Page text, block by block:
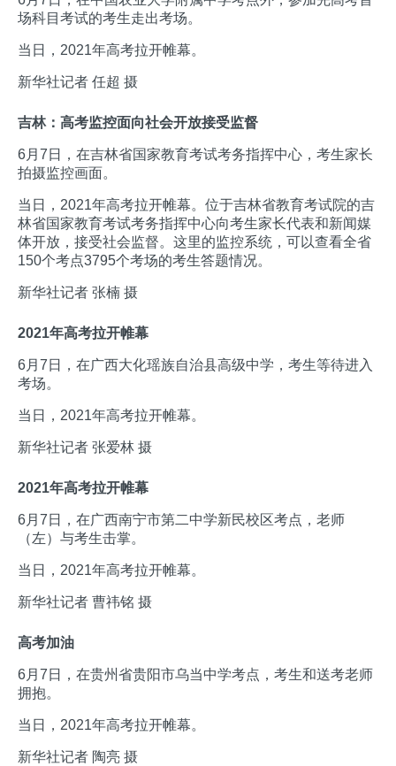
场科目考试的考生走出考场。
当日，2021年高考拉开帷幕。
新华社记者 任超 摄
吉林：高考监控面向社会开放接受监督
6月7日，在吉林省国家教育考试考务指挥中心，考生家长
拍摄监控画面。
当日，2021年高考拉开帷幕。位于吉林省教育考试院的吉
林省国家教育考试考务指挥中心向考生家长代表和新闻媒
体开放，接受社会监督。这里的监控系统，可以查看全省
150个考点3795个考场的考生答题情况。
新华社记者 张楠 摄
2021年高考拉开帷幕
6月7日，在广西大化瑶族自治县高级中学，考生等待进入
考场。
当日，2021年高考拉开帷幕。
新华社记者 张爱林 摄
2021年高考拉开帷幕
6月7日，在广西南宁市第二中学新民校区考点，老师
（左）与考生击掌。
当日，2021年高考拉开帷幕。
新华社记者 曹祎铭 摄
高考加油
6月7日，在贵州省贵阳市乌当中学考点，考生和送考老师
拥抱。
当日，2021年高考拉开帷幕。
新华社记者 陶亮 摄